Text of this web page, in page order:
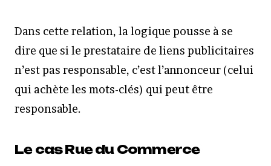
Dans cette relation, la logique pousse à se
dire que si le prestataire de liens publicitaires
n’est pas responsable, c’est l’annonceur (celui
qui achète les mots-clés) qui peut être
responsable.
Le cas Rue du Commerce